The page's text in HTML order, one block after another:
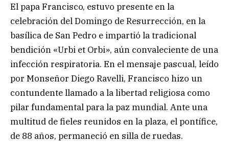
El papa Francisco, estuvo presente en la
celebración del Domingo de Resurrección, en la
basílica de San Pedro e impartió la tradicional
bendición «Urbi et Orbi», aún convaleciente de una
infección respiratoria. En el mensaje pascual, leído
por Monseñor Diego Ravelli, Francisco hizo un
contundente llamado a la libertad religiosa como
pilar fundamental para la paz mundial. Ante una
multitud de fieles reunidos en la plaza, el pontífice,
de 88 años, permaneció en silla de ruedas.